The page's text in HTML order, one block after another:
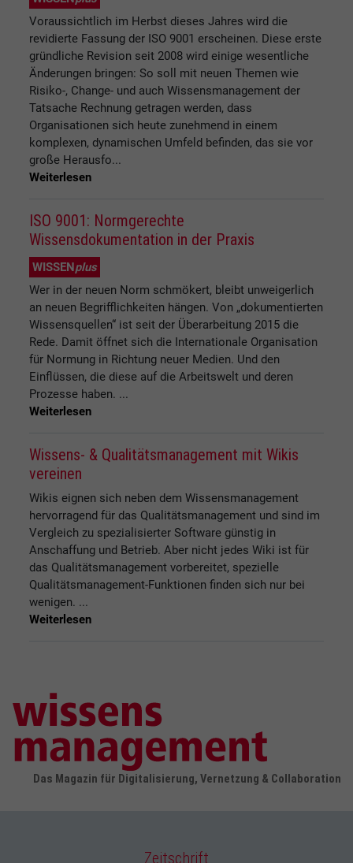
Voraussichtlich im Herbst dieses Jahres wird die
revidierte Fassung der ISO 9001 erscheinen. Diese erste
gründliche Revision seit 2008 wird einige wesentliche
Änderungen bringen: So soll mit neuen Themen wie
Risiko-, Change- und auch Wissensmanagement der
Tatsache Rechnung getragen werden, dass
Organisationen sich heute zunehmend in einem
komplexen, dynamischen Umfeld befinden, das sie vor
große Herausfo...
Weiterlesen
ISO 9001: Normgerechte
Wissensdokumentation in der Praxis
WISSENplus
Wer in der neuen Norm schmökert, bleibt unweigerlich
an neuen Begrifflichkeiten hängen. Von „dokumentierten
Wissensquellen“ ist seit der Überarbeitung 2015 die
Rede. Damit öffnet sich die Internationale Organisation
für Normung in Richtung neuer Medien. Und den
Einflüssen, die diese auf die Arbeitswelt und deren
Prozesse haben. ...
Weiterlesen
Wissens- & Qualitätsmanagement mit Wikis
vereinen
Wikis eignen sich neben dem Wissensmanagement
hervorragend für das Qualitätsmanagement und sind im
Vergleich zu spezialisierter Software günstig in
Anschaffung und Betrieb. Aber nicht jedes Wiki ist für
das Qualitätsmanagement vorbereitet, spezielle
Qualitätsmanagement-Funktionen finden sich nur bei
wenigen. ...
Weiterlesen
Das Magazin für Digitalisierung, Vernetzung & Collaboration
Zeitschrift